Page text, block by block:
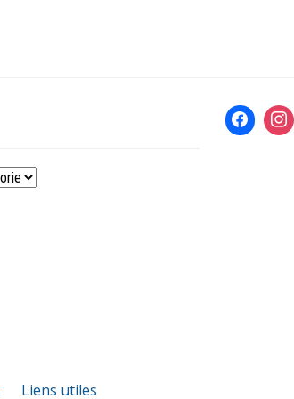
Liens utiles